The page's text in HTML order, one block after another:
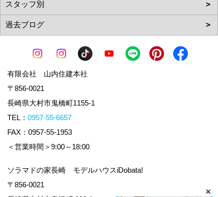
有限会社 山内住建本社
〒856-0021
長崎県大村市鬼橋町1155-1
TEL： 0957-55-6657
FAX：0957-55-1953
＜営業時間＞9:00～18:00
ソラマドの家長崎 モデルハウスiDobata!
〒856-0021